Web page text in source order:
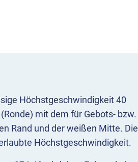
Höchstgeschwindigkeit 40
mit dem für Gebots- bzw.
Rand und der weißen Mitte. Die
Höchstgeschwindigkeit.